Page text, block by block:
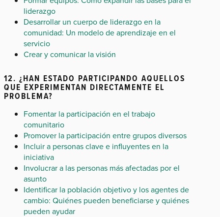
liderazgo
Desarrollar un cuerpo de liderazgo en la
comunidad: Un modelo de aprendizaje en el
servicio
Crear y comunicar la visión
12. ¿HAN ESTADO PARTICIPANDO AQUELLOS
QUE EXPERIMENTAN DIRECTAMENTE EL
PROBLEMA?
Fomentar la participación en el trabajo
comunitario
Promover la participación entre grupos diversos
Incluir a personas clave e influyentes en la
iniciativa
Involucrar a las personas más afectadas por el
asunto
Identificar la población objetivo y los agentes de
cambio: Quiénes pueden beneficiarse y quiénes
pueden ayudar